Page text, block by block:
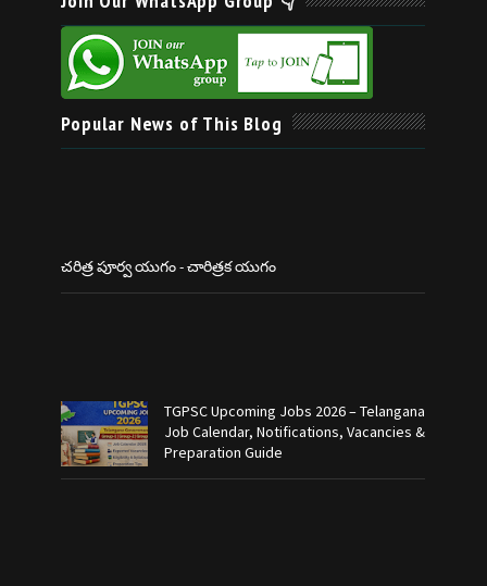
Popular News of This Blog
చరిత్ర పూర్వ యుగం - చారిత్రక యుగం
TGPSC Upcoming Jobs 2026 – Telangana
Job Calendar, Notifications, Vacancies &
Preparation Guide